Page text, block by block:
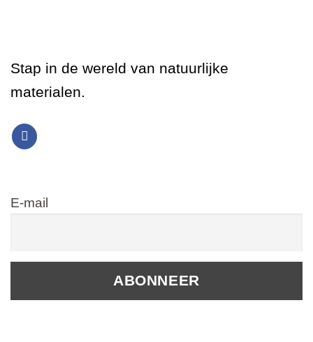
Stap in de wereld van natuurlijke
materialen.
E-mail